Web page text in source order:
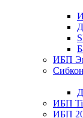
ИБП
ИБП
ИБП